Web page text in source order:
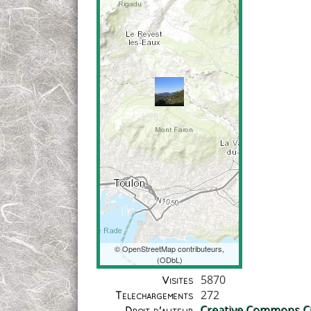
Coordonnées
©OpenStreetMapcontributeurs,
(ODbL )
Visites 5870
Téléchargements 272